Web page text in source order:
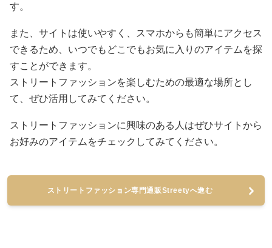
す。
また、サイトは使いやすく、スマホからも簡単にアクセス
できるため、いつでもどこでもお気に入りのアイテムを探
すことができます。
ストリートファッションを楽しむための最適な場所とし
て、ぜひ活用してみてください。
ストリートファッションに興味のある人はぜひサイトから
お好みのアイテムをチェックしてみてください。
ストリートファッション専門通販Streetyへ進む